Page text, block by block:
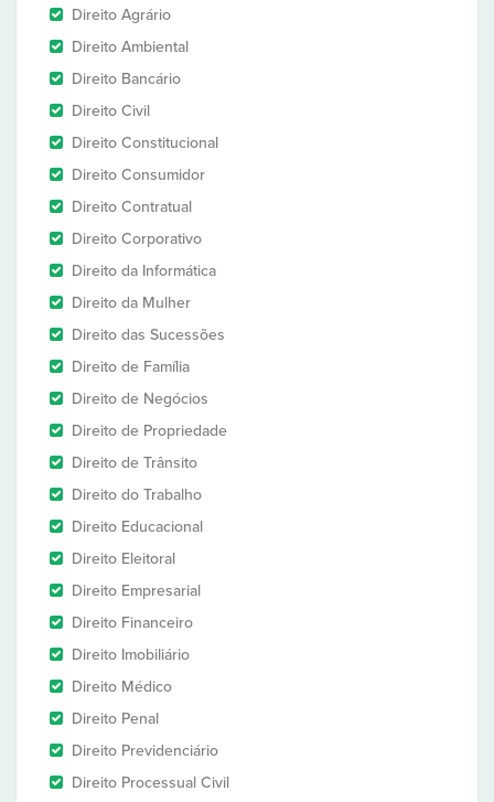
Direito Agrário
Direito Ambiental
Direito Bancário
Direito Civil
Direito Constitucional
Direito Consumidor
Direito Contratual
Direito Corporativo
Direito da Informática
Direito da Mulher
Direito das Sucessões
Direito de Família
Direito de Negócios
Direito de Propriedade
Direito de Trânsito
Direito do Trabalho
Direito Educacional
Direito Eleitoral
Direito Empresarial
Direito Financeiro
Direito Imobiliário
Direito Médico
Direito Penal
Direito Previdenciário
Direito Processual Civil